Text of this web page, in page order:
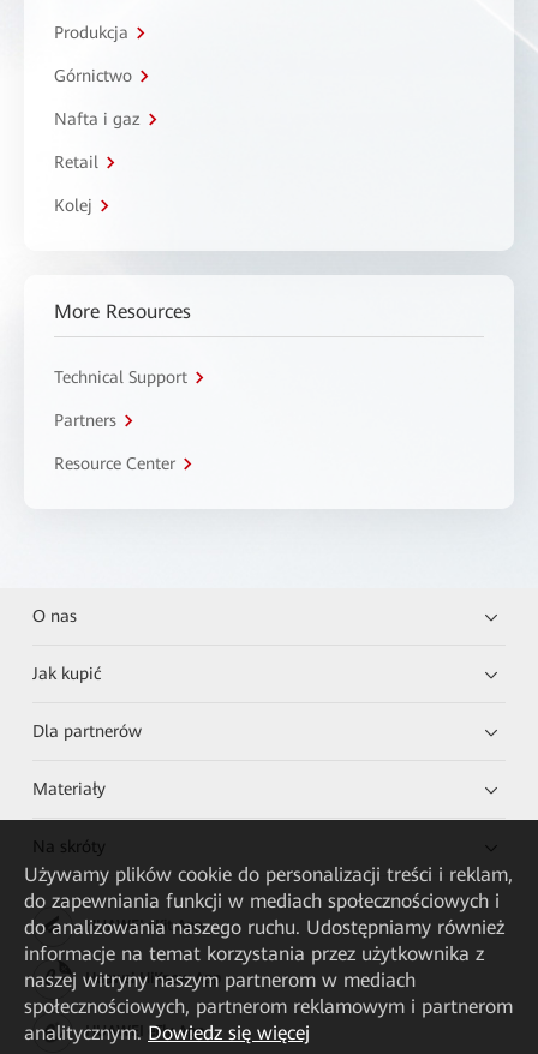
Produkcja
Górnictwo
Nafta i gaz
Retail
Kolej
More Resources
Technical Support
Partners
Resource Center
O nas
Jak kupić
Dla partnerów
Materiały
Na skróty
HUAWEI eKit App
Huawei HiKnow App
HUAWEI eFly App
Używamy plików cookie do personalizacji treści i reklam,
do zapewniania funkcji w mediach społecznościowych i
do analizowania naszego ruchu. Udostępniamy również
informacje na temat korzystania przez użytkownika z
naszej witryny naszym partnerom w mediach
społecznościowych, partnerom reklamowym i partnerom
analitycznym. Dowiedz się więcej